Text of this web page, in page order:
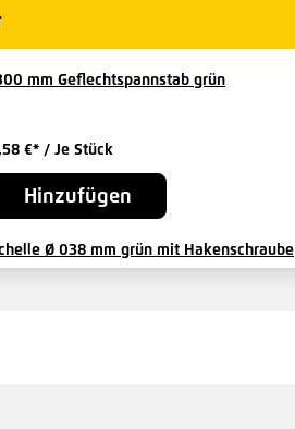
mm Geflechtspannstab grün
€* / Je Stück
Hinzufügen
Ø 038 mm grün mit Hakenschraube